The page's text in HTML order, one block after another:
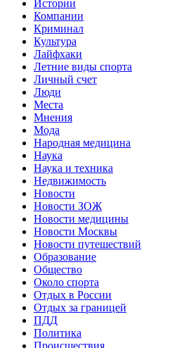
Истории
Компании
Криминал
Культура
Лайфхаки
Летние виды спорта
Личный счет
Люди
Места
Мнения
Мода
Народная медицина
Наука
Наука и техника
Недвижимость
Новости
Новости ЗОЖ
Новости медицины
Новости Москвы
Новости путешествий
Образование
Общество
Около спорта
Отдых в России
Отдых за границей
ПДД
Политика
Происшествия